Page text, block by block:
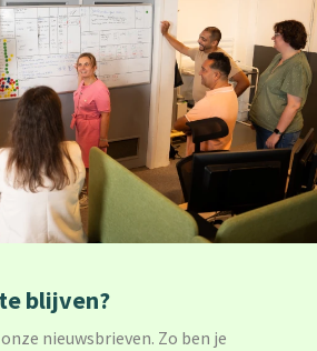
blijven?
nieuwsbrieven. Zo ben je